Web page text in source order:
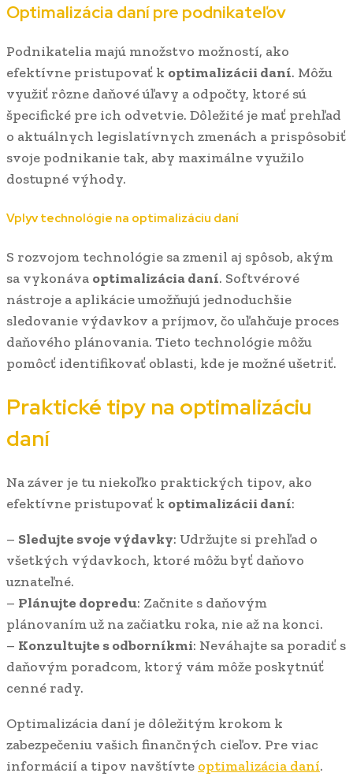
Optimalizácia daní pre podnikateľov
Podnikatelia majú množstvo možností, ako
efektívne pristupovať k optimalizácii daní. Môžu
využiť rôzne daňové úľavy a odpočty, ktoré sú
špecifické pre ich odvetvie. Dôležité je mať prehľad
o aktuálnych legislatívnych zmenách a prispôsobiť
svoje podnikanie tak, aby maximálne využilo
dostupné výhody.
Vplyv technológie na optimalizáciu daní
S rozvojom technológie sa zmenil aj spôsob, akým
sa vykonáva optimalizácia daní. Softvérové
nástroje a aplikácie umožňujú jednoduchšie
sledovanie výdavkov a príjmov, čo uľahčuje proces
daňového plánovania. Tieto technológie môžu
pomôcť identifikovať oblasti, kde je možné ušetriť.
Praktické tipy na optimalizáciu
daní
Na záver je tu niekoľko praktických tipov, ako
efektívne pristupovať k optimalizácii daní:
– Sledujte svoje výdavky: Udržujte si prehľad o
všetkých výdavkoch, ktoré môžu byť daňovo
uznateľné.
– Plánujte dopredu: Začnite s daňovým
plánovaním už na začiatku roka, nie až na konci.
– Konzultujte s odborníkmi: Neváhajte sa poradiť s
daňovým poradcom, ktorý vám môže poskytnúť
cenné rady.
Optimalizácia daní je dôležitým krokom k
zabezpečeniu vašich finančných cieľov. Pre viac
informácií a tipov navštívte optimalizácia daní.